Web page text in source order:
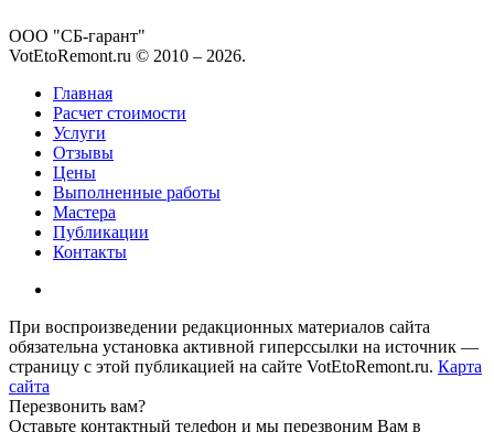
ООО "СБ-гарант"
VotEtoRemont.ru © 2010 – 2026.
Главная
Расчет стоимости
Услуги
Отзывы
Цены
Выполненные работы
Мастера
Публикации
Контакты
При воспроизведении редакционных материалов сайта
обязательна установка активной гиперссылки на источник —
страницу с этой публикацией на сайте VotEtoRemont.ru. Карта
сайта
Перезвонить вам?
Оставьте контактный телефон и мы перезвоним Вам в